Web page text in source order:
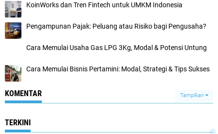
KoinWorks dan Tren Fintech untuk UMKM Indonesia
Pengampunan Pajak: Peluang atau Risiko bagi Pengusaha?
Cara Memulai Usaha Gas LPG 3Kg, Modal & Potensi Untung
Cara Memulai Bisnis Pertamini: Modal, Strategi & Tips Sukses
KOMENTAR Tampilkan
TERKINI